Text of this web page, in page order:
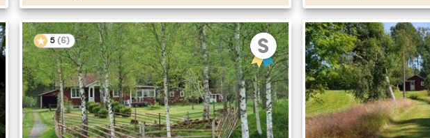
5 (6)